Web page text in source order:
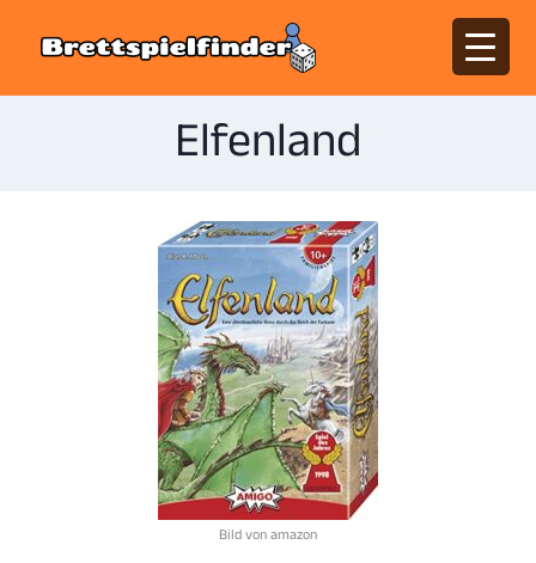
Elfenland
Bild von amazon